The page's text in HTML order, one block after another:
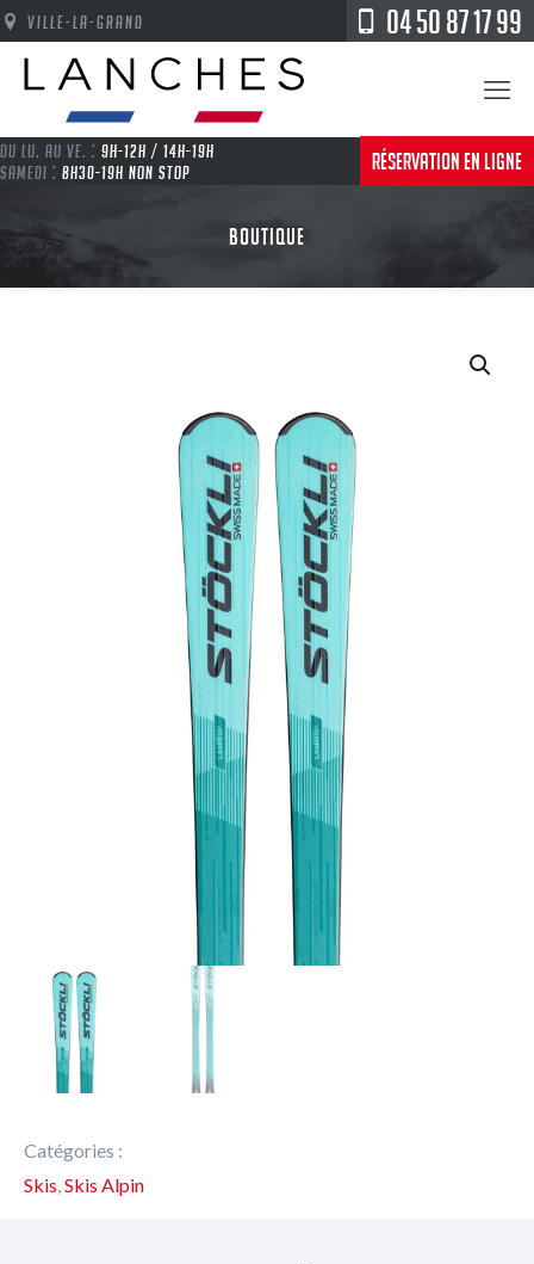
VILLE-LA-GRAND 04 50 87 17 99
DU LU. AU VE. : 9H-12H / 14H-19H
SAMEDI : 8H30-19H NON STOP RÉSERVATION EN LIGNE
BOUTIQUE
Catégories :
Skis,Skis Alpin